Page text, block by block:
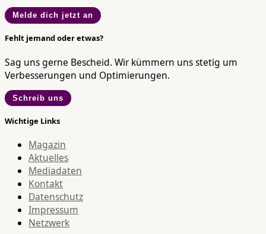
Melde dich jetzt an
Fehlt jemand oder etwas?
Sag uns gerne Bescheid. Wir kümmern uns stetig um
Verbesserungen und Optimierungen.
Schreib uns
Wichtige Links
Magazin
Aktuelles
Mediadaten
Kontakt
Datenschutz
Impressum
Netzwerk